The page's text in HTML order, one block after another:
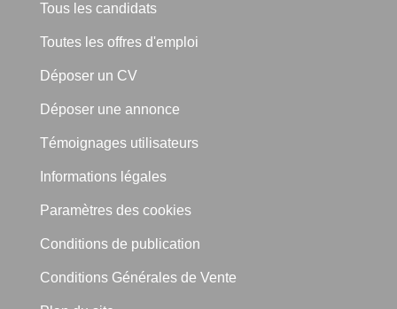
Tous les candidats
Toutes les offres d'emploi
Déposer un CV
Déposer une annonce
Témoignages utilisateurs
Informations légales
Paramètres des cookies
Conditions de publication
Conditions Générales de Vente